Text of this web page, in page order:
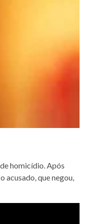
homicídio. Após
que negou,